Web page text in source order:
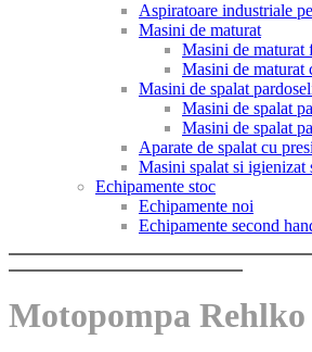
Aspiratoare industriale
Masini de maturat
Masini de maturat
Masini de maturat
Masini de spalat
Masini de spalat
Masini de spalat
Aparate de spalat cu
Masini spalat si igienizat
Echipamente stoc
Echipamente noi
Echipamente second
Motopompa Rehlko